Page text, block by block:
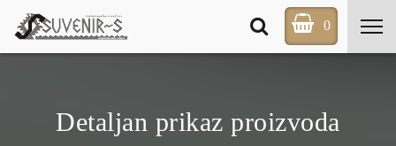
0
Detaljan prikaz proizvoda